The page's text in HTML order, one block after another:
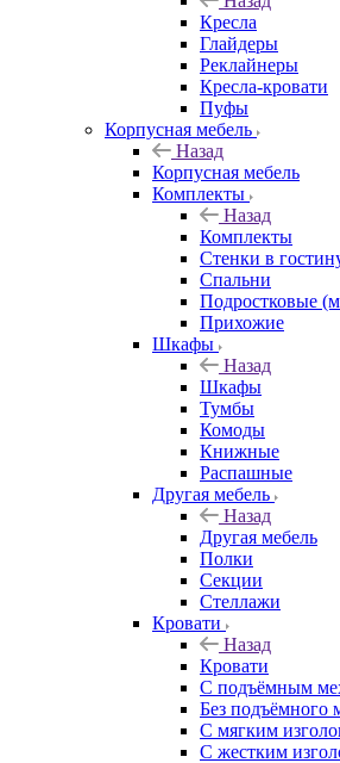
Кресла
Глайдеры
Реклайнеры
Кресла-кровати
Пуфы
Корпусная мебель
Назад
Корпусная мебель
Комплекты
Назад
Комплекты
Стенки в
Спальни
Подростковые
Прихожие
Шкафы
Назад
Шкафы
Тумбы
Комоды
Книжные
Распашные
Другая мебель
Назад
Другая мебель
Полки
Секции
Стеллажи
Кровати
Назад
Кровати
С подъёмным
Без подъёмного
С мягким
С жестким